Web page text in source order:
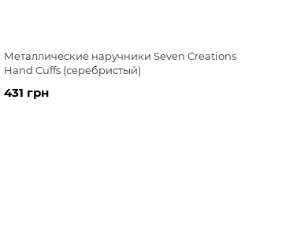
Металлические наручники Seven Creations
Hand Cuffs (серебристый)
431 грн